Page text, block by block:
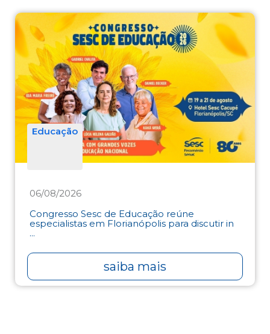
Educação
06/08/2026
Congresso Sesc de Educação reúne
especialistas em Florianópolis para discutir in
...
saiba mais